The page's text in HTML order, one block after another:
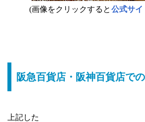
(画像をクリックすると 公式サイ
阪急百貨店・阪神百貨店で
上記した